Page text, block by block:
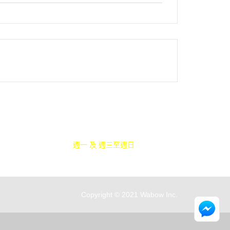
週一 及 週三至週日
Copyright © 2021 Wabow Inc.